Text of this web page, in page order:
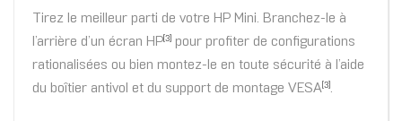
Tirez le meilleur parti de votre HP Mini. Branchez-le à
l’arrière d’un écran HP [3]
pour profiter de configurations
rationalisées ou bien montez-le en toute sécurité à l’aide
du boîtier antivol et du support de montage VESA [3] .